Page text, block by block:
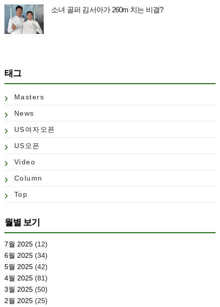
소녀 골퍼 김서아가 260m 치는 비결?
태그
Masters
News
US여자오픈
US오픈
Video
Column
Top
월별 보기
7월 2025(12)
6월 2025(34)
5월 2025(42)
4월 2025(81)
3월 2025(50)
2월 2025(25)